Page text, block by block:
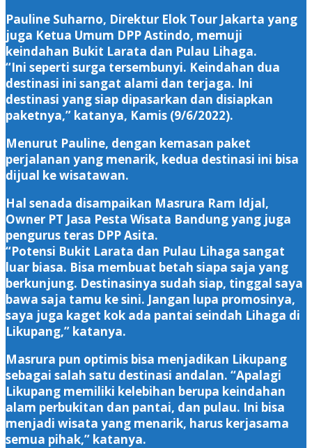
Pauline Suharno, Direktur Elok Tour Jakarta yang
juga Ketua Umum DPP Astindo, memuji
keindahan Bukit Larata dan Pulau Lihaga.
“Ini seperti surga tersembunyi. Keindahan dua
destinasi ini sangat alami dan terjaga. Ini
destinasi yang siap dipasarkan dan disiapkan
paketnya,” katanya, Kamis (9/6/2022).
Menurut Pauline, dengan kemasan paket
perjalanan yang menarik, kedua destinasi ini bisa
dijual ke wisatawan.
Hal senada disampaikan Masrura Ram Idjal,
Owner PT Jasa Pesta Wisata Bandung yang juga
pengurus teras DPP Asita.
“Potensi Bukit Larata dan Pulau Lihaga sangat
luar biasa. Bisa membuat betah siapa saja yang
berkunjung. Destinasinya sudah siap, tinggal saya
bawa saja tamu ke sini. Jangan lupa promosinya,
saya juga kaget kok ada pantai seindah Lihaga di
Likupang,” katanya.
Masrura pun optimis bisa menjadikan Likupang
sebagai salah satu destinasi andalan. “Apalagi
Likupang memiliki kelebihan berupa keindahan
alam perbukitan dan pantai, dan pulau. Ini bisa
menjadi wisata yang menarik, harus kerjasama
semua pihak,” katanya.